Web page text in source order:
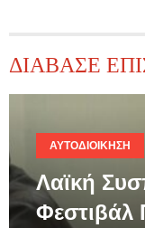
ΔΙΑΒΑΣΕ
ΑΥΤΟΔΙΟΊΚΗΣΗ
Λαϊκή
Φεστιβάλ